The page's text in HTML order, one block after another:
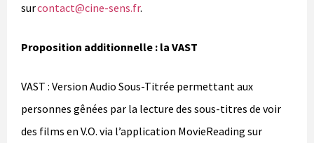
surcontact@cine-sens.fr.
Proposition additionnelle : la VAST
VAST : Version Audio Sous-Titrée permettant aux
personnes gênées par la lecture des sous-titres de voir
des films en V.O. via l’application MovieReading sur